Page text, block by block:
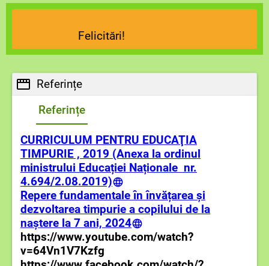
Felicitări!
Referințe
Referințe
CURRICULUM PENTRU EDUCAŢIA
TIMPURIE , 2019 (Anexa la ordinul
ministrului Educației Naționale nr.
4.694/2.08.2019)
Repere fundamentale în învățarea și
dezvoltarea timpurie a copilului de la
naștere la 7 ani, 2024
https://www.youtube.com/watch?
v=64Vn1V7Kzfg